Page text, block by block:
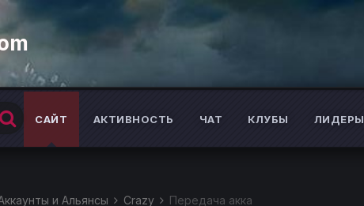
САЙТ АКТИВНОСТЬ ЧАТ КЛУБЫ ЛИДЕРЫ
и Альянсы Crazy Передача акка